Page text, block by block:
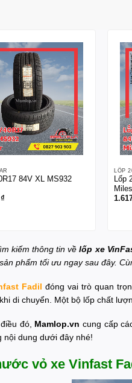
84V XL MS932
₫
LỐP
Lốp
kiếm thông tin vềlốp xe
phẩm tối ưu ngay sau đây.
Fadil đóng vai trò quan
di chuyển. Một bộ lốp chất
đó, Mamlop.vn cung cấp
nội dung dưới đây nhé!
vỏ xe Vinfast